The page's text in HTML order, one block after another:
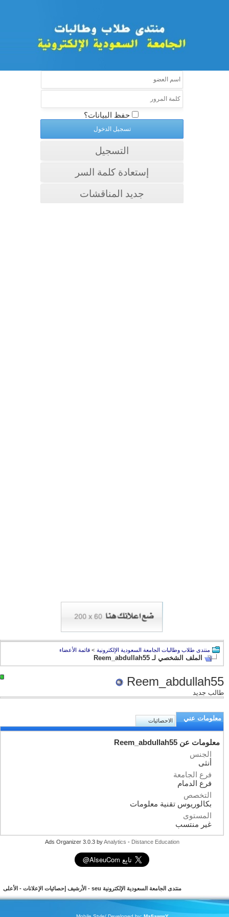
حفظ البيانات؟
التسجيل
إستعادة كلمة السر
جديد المناقشات
منتدى طلاب وطالبات الجامعة السعودية الإلكترونية > قائمة الأعضاء
الملف الشخصي لـ Reem_abdullah55
Reem_abdullah55
طالب جديد
معلومات عني الاحصائيات
معلومات عن Reem_abdullah55
الجنس
أنثى
فرع الجامعة
فرع الدمام
التخصص
بكالوريوس تقنية معلومات
المستوى
غير منتسب
Ads Organizer 3.0.3 byAnalytics -Distance Education
منتدى الجامعة السعودية الإلكترونية seu - الأرشيف إحصائيات الإعلانات- الأعلى